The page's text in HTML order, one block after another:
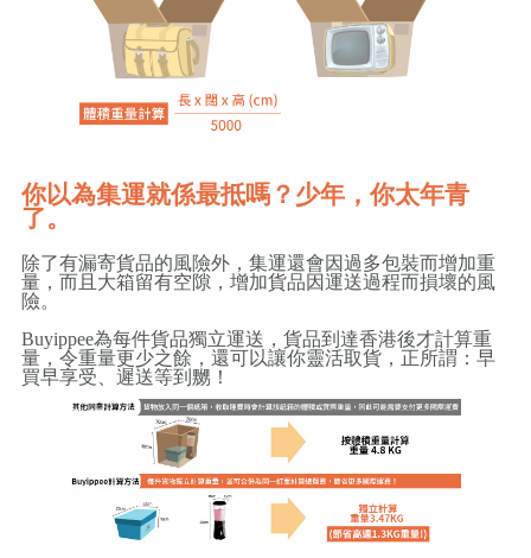
你以為集運就係最抵嗎？少年，你太年青
了。
除了有漏寄貨品的風險外，集運還會因過多包裝而增加重
量，而且大箱留有空隙，增加貨品因運送過程而損壞的風
險。
Buyippee為每件貨品獨立運送，貨品到達香港後才計算重
量，令重量更少之餘，還可以讓你靈活取貨，正所謂：早
買早享受、遲送等到嬲！